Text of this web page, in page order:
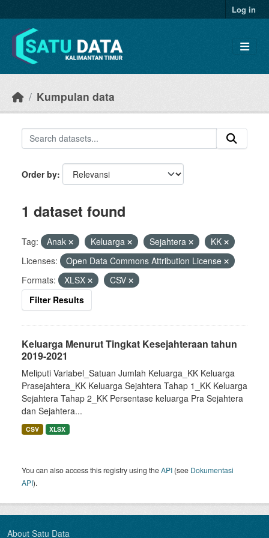
Log in
Kumpulan data
Order by
1 dataset found
Tag: Anak Keluarga Sejahtera
KK
Licenses:
Open Data Commons Attribution License
Formats:
XLSX
CSV
Filter Results
Keluarga Menurut Tingkat Kesejahteraan tahun
2019-2021
Meliputi Variabel_Satuan Jumlah Keluarga_KK Keluarga
Prasejahtera_KK Keluarga Sejahtera Tahap 1_KK Keluarga
Sejahtera Tahap 2_KK Persentase keluarga Pra Sejahtera
dan Sejahtera...
CSV XLSX
You can also access this registry using theAPI (see Dokumentasi
API).
About Satu Data